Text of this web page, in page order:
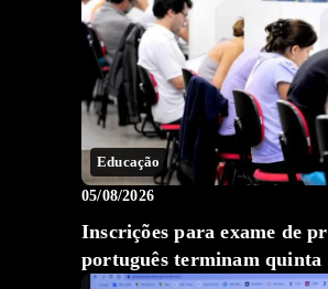
Educação
05/08/2026
Inscrições para exame de
português terminam quinta